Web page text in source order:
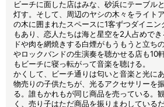
ビーチに面した店はみな、砂浜にテーブル
灯す。そして、周辺のヤシの木々をライト
の木に囲まれたスペースに1客ずつダイニ
もあり、恋人たちは海と星空を2人占めで
ドや肉を網焼きする白煙がもうもうと立ち
やロックバンドの生演奏を聴かせる店も10
もビーチに寝っ転がって音楽を聴ける。
かくして、ビーチ通りは匂いと音楽と光にあ
物売りの子供たちが、光るアクセサリーを
る。誰もかれもが同じ商品を売っている。
く、売り子はただ商品を振りまわしている